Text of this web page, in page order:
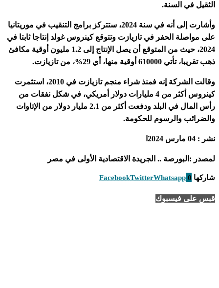
الثقيل في السنة.
وأشارت إلى أنه في سنة 2024، ستتركز برامج التنقيب في موريتانيا
على مواصلة الحفر في تازيازت وتتوقع كينروس غولد إنتاجا ثابتا في
2024، حيث من المتوقع أن يصل الإنتاج إلى 1.2 مليون أوقية مكافئ
ذهب تقريبا، تأتي 610000 أوقية منها، أي 29%، من تازيازت.
وقالت الشركة إنه فمنذ شراء منجم تازيازت في 2010، استثمرت
كينروس أكثر من 4 مليارات دولار أمريكي، في شكل نفقات من
رأس المال في البلد ودفعت أكثر من 2.1 مليار دولار من الإتاوات
والضرائب والرسوم للحكومة.
نشر : 04 مارس 2024ا
لمصدر :البورصة .. الجريدة الاقتصادية الأولى في مصر
شاركها 0
FacebookTwitterWhatsapp
قبس على فيسبوك